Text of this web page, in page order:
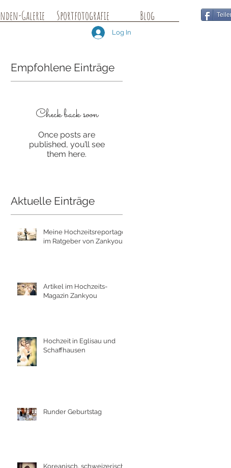
Galerie Sportfotografie Blog
Log In
Empfohlene Einträge
Check back soon
Once posts are
published, you’ll see
them here.
Aktuelle Einträge
Meine Hochzeitsreportage
im Ratgeber von Zankyou
Artikel im Hochzeits-
Magazin Zankyou
Hochzeit in Eglisau und
Schaffhausen
Runder Geburtstag
Koreanisch, schweizerische